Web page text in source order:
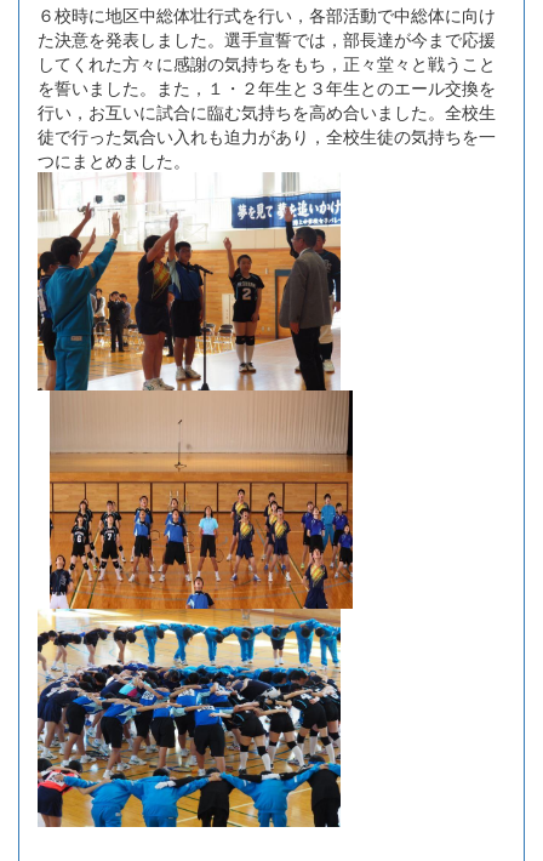
６校時に地区中総体壮行式を行い，各部活動で中総体に向け
た決意を発表しました。選手宣誓では，部長達が今まで応援
してくれた方々に感謝の気持ちをもち，正々堂々と戦うこと
を誓いました。また，１・２年生と３年生とのエール交換を
行い，お互いに試合に臨む気持ちを高め合いました。全校生
徒で行った気合い入れも迫力があり，全校生徒の気持ちを一
つにまとめました。